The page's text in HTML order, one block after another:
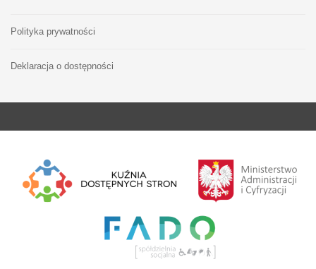
Polityka prywatności
Deklaracja o dostępności